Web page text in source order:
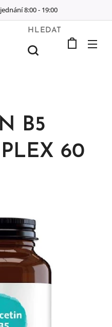
8:00 - 19:00
HLEDAT
B5
60